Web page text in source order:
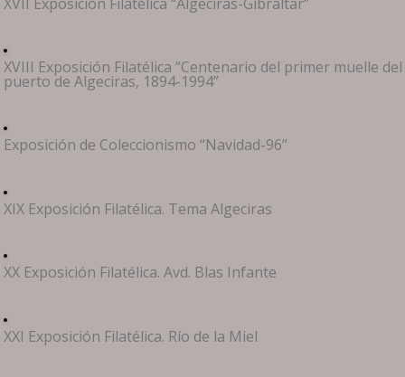
XVIII Exposición Filatélica “Centenario del primer muelle del
puerto de Algeciras, 1894-1994”
Exposición de Coleccionismo “Navidad-96”
XIX Exposición Filatélica. Tema Algeciras
XX Exposición Filatélica. Avd. Blas Infante
XXI Exposición Filatélica. Río de la Miel